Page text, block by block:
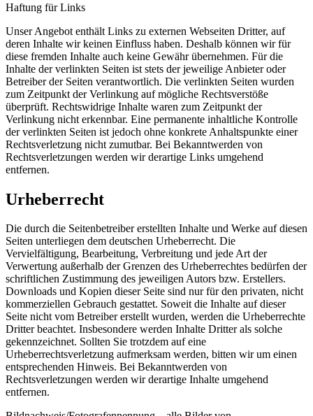
Haftung für Links
Unser Angebot enthält Links zu externen Webseiten Dritter, auf
deren Inhalte wir keinen Einfluss haben. Deshalb können wir für
diese fremden Inhalte auch keine Gewähr übernehmen. Für die
Inhalte der verlinkten Seiten ist stets der jeweilige Anbieter oder
Betreiber der Seiten verantwortlich. Die verlinkten Seiten wurden
zum Zeitpunkt der Verlinkung auf mögliche Rechtsverstöße
überprüft. Rechtswidrige Inhalte waren zum Zeitpunkt der
Verlinkung nicht erkennbar. Eine permanente inhaltliche Kontrolle
der verlinkten Seiten ist jedoch ohne konkrete Anhaltspunkte einer
Rechtsverletzung nicht zumutbar. Bei Bekanntwerden von
Rechtsverletzungen werden wir derartige Links umgehend
entfernen.
Urheberrecht
Die durch die Seitenbetreiber erstellten Inhalte und Werke auf diesen
Seiten unterliegen dem deutschen Urheberrecht. Die
Vervielfältigung, Bearbeitung, Verbreitung und jede Art der
Verwertung außerhalb der Grenzen des Urheberrechtes bedürfen der
schriftlichen Zustimmung des jeweiligen Autors bzw. Erstellers.
Downloads und Kopien dieser Seite sind nur für den privaten, nicht
kommerziellen Gebrauch gestattet. Soweit die Inhalte auf dieser
Seite nicht vom Betreiber erstellt wurden, werden die Urheberrechte
Dritter beachtet. Insbesondere werden Inhalte Dritter als solche
gekennzeichnet. Sollten Sie trotzdem auf eine
Urheberrechtsverletzung aufmerksam werden, bitten wir um einen
entsprechenden Hinweis. Bei Bekanntwerden von
Rechtsverletzungen werden wir derartige Inhalte umgehend
entfernen.